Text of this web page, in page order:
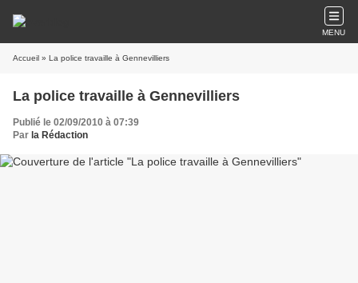
MENU
Accueil » La police travaille à Gennevilliers
La police travaille à Gennevilliers
Publié le 02/09/2010 à 07:39
Par la Rédaction